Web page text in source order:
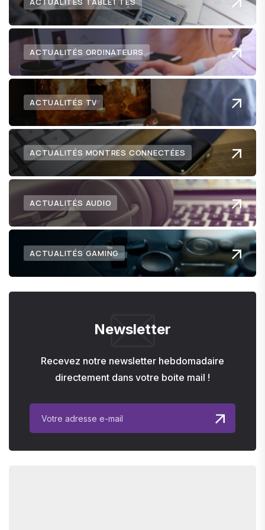
ACTUALITÉS ORDINATEURS
ACTUALITÉS TV
ACTUALITÉS MONTRES CONNECTÉES
ACTUALITÉS AUDIO
ACTUALITÉS GAMING
Newsletter
Recevez notre newsletter hebdomadaire
directement dans votre boite mail !